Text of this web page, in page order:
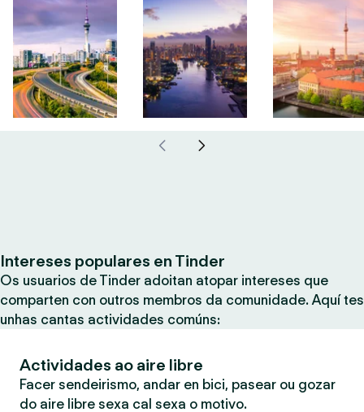
Intereses populares en Tinder
Os usuarios de Tinder adoitan atopar intereses que
comparten con outros membros da comunidade. Aquí tes
unhas cantas actividades comúns:
Actividades ao aire libre
Facer sendeirismo, andar en bici, pasear ou gozar
do aire libre sexa cal sexa o motivo.